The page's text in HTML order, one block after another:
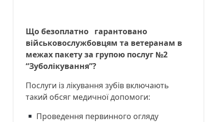
Що безоплатно гарантовано
військовослужбовцям та ветеранам в
межах пакету за групою послуг №2
“Зуболікування”?
Послуги із лікування зубів включають
такий обсяг медичної допомоги:
Проведення первинного огляду